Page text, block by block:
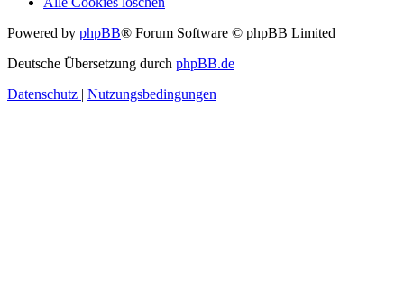
Powered by phpBB® Forum Software © phpBB Limited
Deutsche Übersetzung durch phpBB.de
Datenschutz | Nutzungsbedingungen